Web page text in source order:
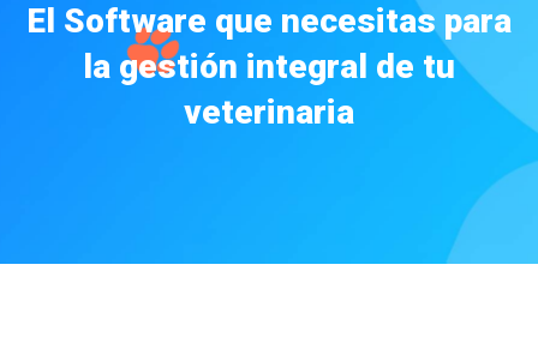
El Software que necesitas para
la gestión integral de tu
veterinaria